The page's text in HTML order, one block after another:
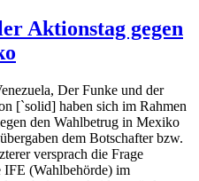
Aktionstag gegen
Der Funke und der
[`solid] haben sich im Rahmen
den Wahlbetrug in Mexiko
dem Botschafter bzw.
versprach die Frage
IFE (Wahlbehörde) im